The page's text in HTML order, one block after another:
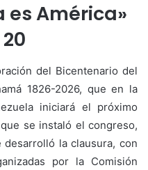
es América»
del Bicentenario del
1826-2026, que en la
iniciará el próximo
se instaló el congreso,
la clausura, con
por la Comisión